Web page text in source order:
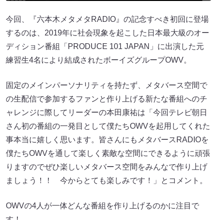
今回、『六本木メタメタRADIO』の記念すべき初回に登場
するのは、2019年に社会現象を起こした日本最大級のオー
ディション番組「PRODUCE 101 JAPAN」に出演した元
練習生4名により結成されたボーイズグループOWV。
固定のメインパーソナリティを持たず、メタバース空間で
の生配信で参加するファンと作り上げる新たな番組へのチ
ャレンジに際してリーダーの本田康祐は「今回テレビ朝日
さん初の番組の一発目として僕たちOWVを起用してくれた
事本当に嬉しく思います。皆さんにもメタバースRADIOを
僕たちOWVを通して楽しく素敵な空間にできるように頑張
りますのでぜひ楽しいメタバース空間をみんなで作り上げ
ましょう！！ 今からとても楽しみです！」とコメント。
OWVの4人が一体どんな番組を作り上げるのかに注目で